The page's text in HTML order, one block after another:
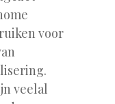
voor
veelal